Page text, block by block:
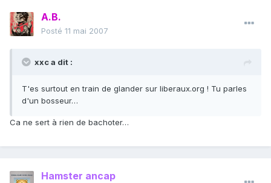
A.B.
Posté 11 mai 2007
xxc a dit :
T'es surtout en train de glander sur liberaux.org ! Tu parles
d'un bosseur…
Ca ne sert à rien de bachoter…
Hamster ancap